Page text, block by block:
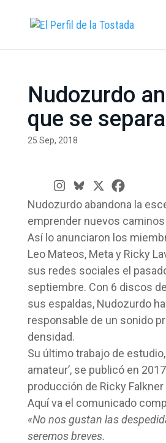
Nudozurdo
que se separa
25 Sep, 2018
Nudozurdo abandona la
emprender nuevos
Así lo anunciaron los
Leo Mateos, Meta y Ricky
sus redes sociales el
septiembre. Con 6 discos
sus espaldas, Nudozurdo
responsable de un sonido
densidad.
Su último trabajo de estudio,
amateur’, se publicó en
producción de Ricky Falkner
Aquí va el comunicado
«No nos gustan las
seremos breves.